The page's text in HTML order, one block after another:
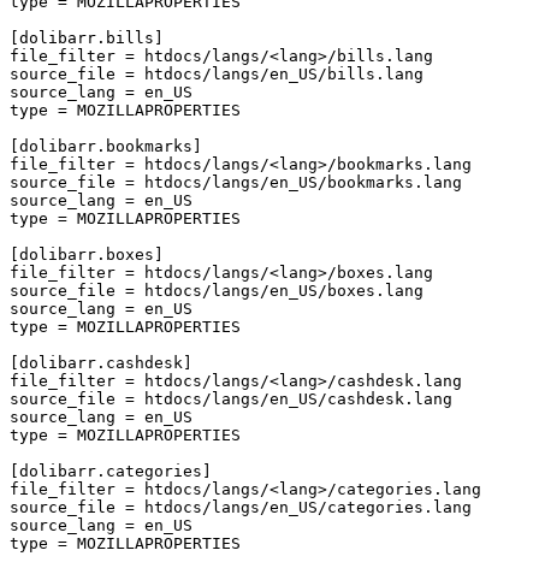
[dolibarr.bills]
file_filter =
htdocs/langs/<lang>/bills.lang
source_file =
htdocs/langs/en_US/bills.lang
source_lang = en_US
type = MOZILLAPROPERTIES
[dolibarr.bookmarks]
file_filter =
htdocs/langs/<lang>/bookmarks.lang
source_file =
htdocs/langs/en_US/bookmarks.lang
source_lang = en_US
type = MOZILLAPROPERTIES
[dolibarr.boxes]
file_filter =
htdocs/langs/<lang>/boxes.lang
source_file =
htdocs/langs/en_US/boxes.lang
source_lang = en_US
type = MOZILLAPROPERTIES
[dolibarr.cashdesk]
file_filter =
htdocs/langs/<lang>/cashdesk.lang
source_file =
htdocs/langs/en_US/cashdesk.lang
source_lang = en_US
type = MOZILLAPROPERTIES
[dolibarr.categories]
file_filter =
htdocs/langs/<lang>/categories.lang
source_file =
htdocs/langs/en_US/categories.lang
source_lang = en_US
type = MOZILLAPROPERTIES